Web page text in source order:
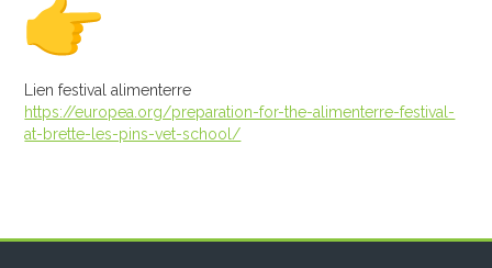
Lien festival alimenterre
https://europea.org/preparation-for-the-alimenterre-festival-
at-brette-les-pins-vet-school/